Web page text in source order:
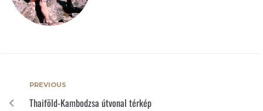
PREVIOUS
Thaiföld-Kambodzsa útvonal térkép